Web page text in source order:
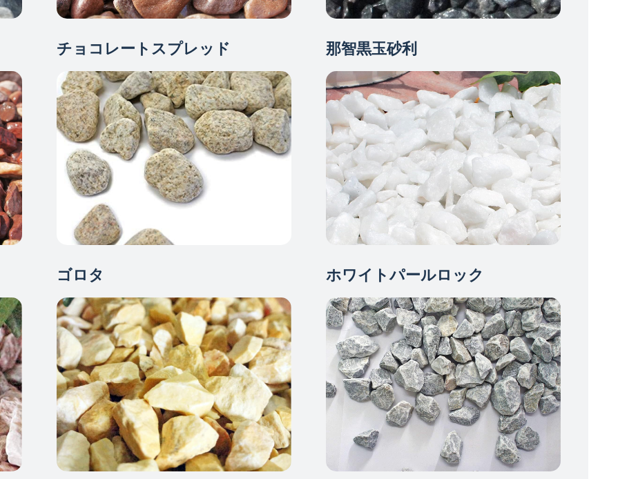
チョコレートスプレッド 那智黒玉砂利
ゴロタ ホワイトパールロック